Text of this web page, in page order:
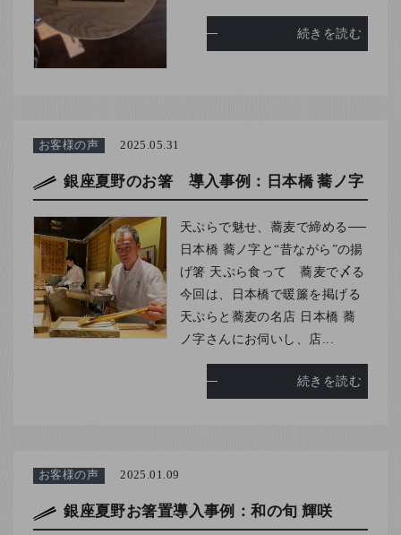
続きを読む
お客様の声 2025.05.31
銀座夏野のお箸 導入事例：日本橋 蕎ノ字
天ぷらで魅せ、蕎麦で締める──
日本橋 蕎ノ字と“昔ながら”の揚
げ箸 天ぷら食って 蕎麦で〆る
今回は、日本橋で暖簾を掲げる
天ぷらと蕎麦の名店 日本橋 蕎
ノ字さんにお伺いし、店...
続きを読む
お客様の声 2025.01.09
銀座夏野お箸置導入事例：和の旬 輝咲